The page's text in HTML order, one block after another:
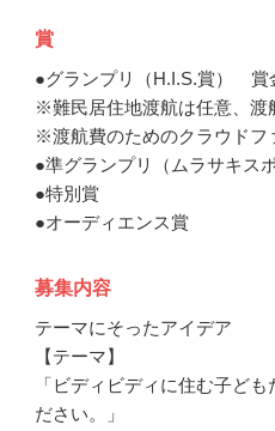
賞
●グランプリ（H.I.S.賞） 賞
※難民居住地渡航は任意、渡
※渡航費のためのクラウドフ
●準グランプリ（ムラサキス
●特別賞
●オーディエンス賞
募集内容
テーマにそったアイデア
【テーマ】
「ビディビディに住む子ど
ださい。」